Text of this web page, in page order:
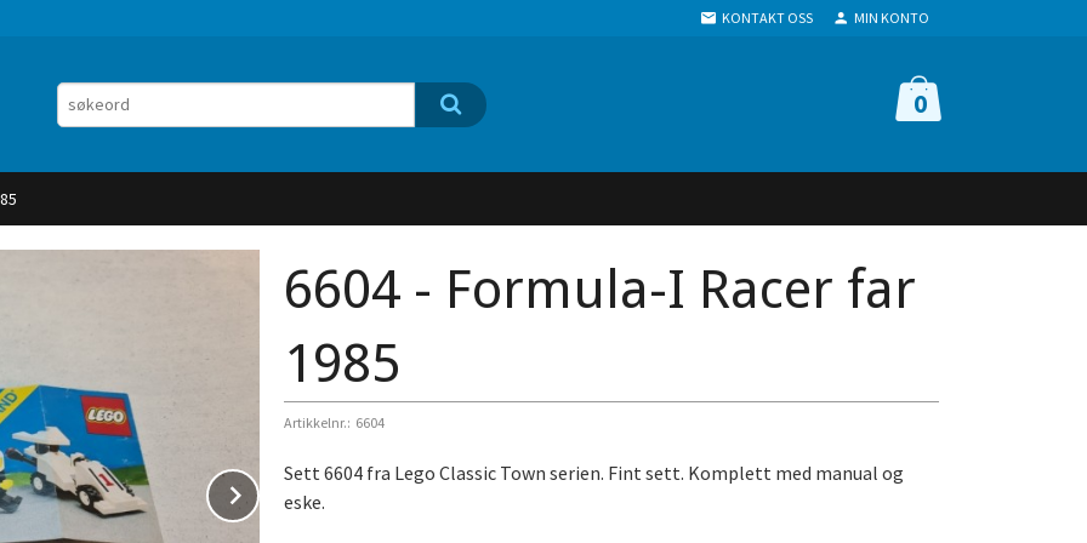
KONTAKT OSS MIN KONTO
0
Next
6604 - Formula-I Racer far
1985
Artikkelnr.: 6604
Sett 6604 fra Lego Classic Town serien. Fint sett. Komplett med manual og
eske.